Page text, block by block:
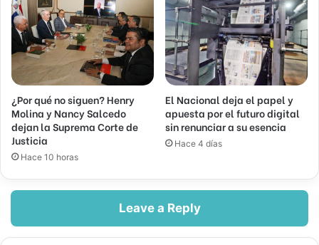
¿Por qué no siguen? Henry
Molina y Nancy Salcedo
dejan la Suprema Corte de
Justicia
Hace 10 horas
El Nacional deja el papel y
apuesta por el futuro digital
sin renunciar a su esencia
Hace 4 días
Leave a Reply